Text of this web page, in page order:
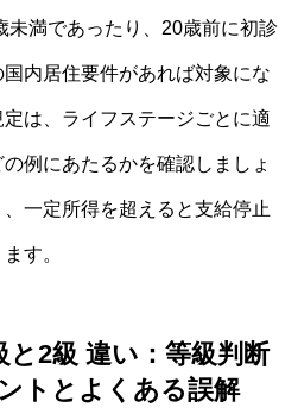
未満であったり、20歳前に初診
内居住要件があれば対象にな
は、ライフステージごとに適
例にあたるかを確認しましょ
一定所得を超えると支給停止
す。
と2級 違い：等級判断
トとよくある誤解